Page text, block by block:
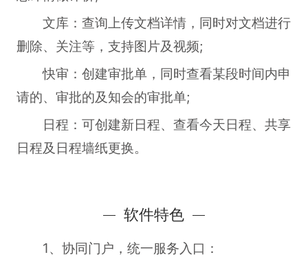
文库：查询上传文档详情，同时对文档进行
删除、关注等，支持图片及视频;
快审：创建审批单，同时查看某段时间内申
请的、审批的及知会的审批单;
日程：可创建新日程、查看今天日程、共享
日程及日程墙纸更换。
软件特色
1、协同门户，统一服务入口：